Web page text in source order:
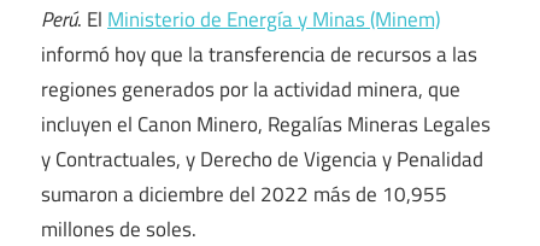
Perú. El Ministerio de Energía y Minas (Minem)
informó hoy que la transferencia de recursos a las
regiones generados por la actividad minera, que
incluyen el Canon Minero, Regalías Mineras Legales
y Contractuales, y Derecho de Vigencia y Penalidad
sumaron a diciembre del 2022 más de 10,955
millones de soles.